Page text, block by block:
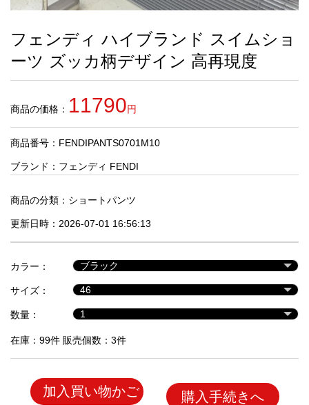
お
す
商
品
人
商
セ
ル
品
フェンディ ハイブランド スイムショ
ーツ ズッカ柄デザイン 高再現度
商品の価格： 11790円
商品番号：FENDIPANTS0701M10
ブランド： フェンディ FENDI
商品の分類： ショートパンツ
更新日時：2026-07-01 16:56:13
カラー：
サイズ：
数量：
在庫：99件 販売個数：3件
加入買い物かご 購入手続きへ